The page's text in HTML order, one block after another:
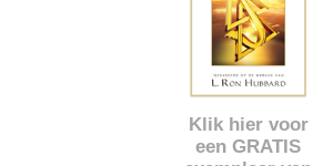
Klik hier voor
een GRATIS